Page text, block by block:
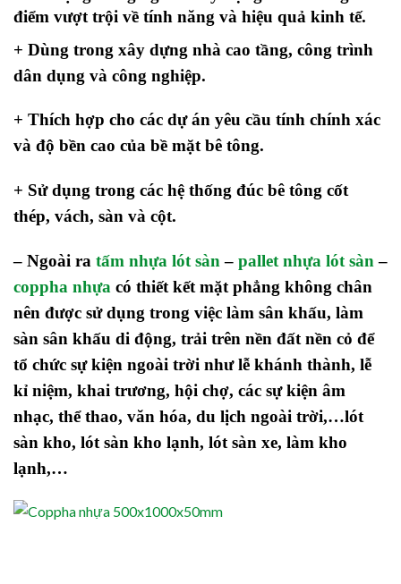
điểm vượt trội về tính năng và hiệu quả kinh tế.
+ Dùng trong xây dựng nhà cao tầng, công trình
dân dụng và công nghiệp.
+ Thích hợp cho các dự án yêu cầu tính chính xác
và độ bền cao của bề mặt bê tông.
+ Sử dụng trong các hệ thống đúc bê tông cốt
thép, vách, sàn và cột.
– Ngoài ra tấm nhựa lót sàn – pallet nhựa lót sàn –
coppha nhựa có thiết kết mặt phẳng không chân
nên được sử dụng trong việc làm sân khấu, làm
sàn sân khấu di động, trải trên nền đất nền cỏ để
tổ chức sự kiện ngoài trời như lễ khánh thành, lễ
kỉ niệm, khai trương, hội chợ, các sự kiện âm
nhạc, thể thao, văn hóa, du lịch ngoài trời,…lót
sàn kho, lót sàn kho lạnh, lót sàn xe, làm kho
lạnh,…